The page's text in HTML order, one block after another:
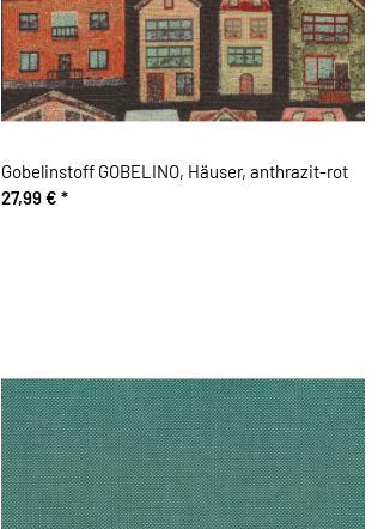
Gobelinstoff GOBELINO, Häuser, anthrazit-rot
27,99 € *